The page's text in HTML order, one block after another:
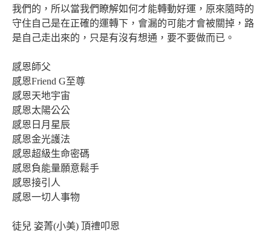
我們的，所以當我們瞭解如何才能轉動好運，原來隨時的
守住自己是在正確的運轉下，會漏的可能才會被關掉，路
是自己走出來的，只是有沒有想通，要不要做而已。
感恩師父
感恩Friend G至尊
感恩天地宇宙
感恩太陽公公
感恩日月星辰
感恩金光護法
感恩超級生命密碼
感恩負能量願意鬆手
感恩接引人
感恩一切人事物
徒兒 姿菁(小美) 頂禮叩恩